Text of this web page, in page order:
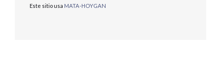
Este sitio usa MATA-HOYGAN